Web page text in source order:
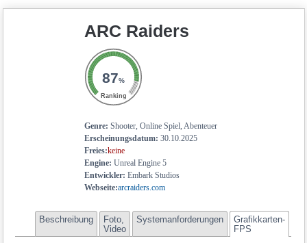
ARC Raiders
87%
Ranking
Genre: Shooter, Online Spiel, Abenteuer
Erscheinungsdatum: 30.10.2025
Freies:keine
Engine: Unreal Engine 5
Entwickler: Embark Studios
Webseite:arcraiders.com
Beschreibung
Foto,
Video
Systemanforderungen
Grafikkarten-
FPS
GeForce RTX 2080 Super Max-Q 18.5
Radeon RX 7600S
GeForce RTX 5050 Mobile
Radeon RX 6700M
GeForce RTX 3050 17.8
Arc A770M
Radeon RX 6650 XT
Radeon RX 6600M
GeForce RTX 3060 Mobile 17.5
Radeon RX 7600M XT